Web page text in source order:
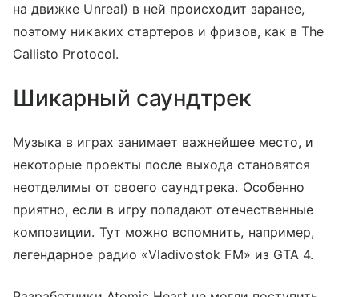
на движке Unreal) в ней происходит заранее,
поэтому никаких стартеров и фризов, как в The
Callisto Protocol.
Шикарный саундтрек
Музыка в играх занимает важнейшее место, и
некоторые проекты после выхода становятся
неотделимы от своего саундтрека. Особенно
приятно, если в игру попадают отечественные
композиции. Тут можно вспомнить, например,
легендарное радио «Vladivostok FM» из GTA 4.